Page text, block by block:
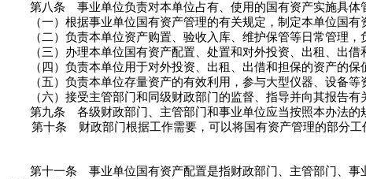
第八条 事业单位负责对本单位占有、使用的国有资产实施具体
（一）根据事业单位国有资产管理的有关规定，制定本单位国有
（二）负责本单位资产购置、验收入库、维护保管等日常管理，
（三）办理本单位国有资产配置、处置和对外投资、出租、出借
（四）负责本单位用于对外投资、出租、出借和担保的资产的保
（五）负责本单位存量资产的有效利用，参与大型仪器、设备等
（六）接受主管部门和同级财政部门的监督、指导并向其报告有
第九条 各级财政部门、主管部门和事业单位应当按照本办法的
第十条 财政部门根据工作需要，可以将国有资产管理的部分工
第十一条 事业单位国有资产配置是指财政部门、主管部门、事